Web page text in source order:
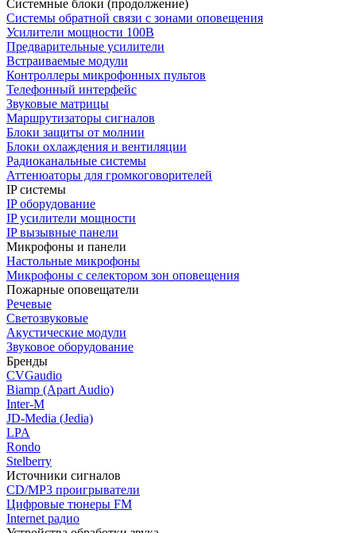
Системные блоки (продолжение)
Системы обратной связи с зонами оповещения
Усилители мощности 100В
Предварительные усилители
Встраиваемые модули
Контроллеры микрофонных пультов
Телефонный интерфейс
Звуковые матрицы
Маршрутизаторы сигналов
Блоки защиты от молнии
Блоки охлаждения и вентиляции
Радиоканальные системы
Аттенюаторы для громкоговорителей
IP системы
IP оборудование
IP усилители мощности
IP вызывные панели
Микрофоны и панели
Настольные микрофоны
Микрофоны с селектором зон оповещения
Пожарные оповещатели
Речевые
Светозвуковые
Акустические модули
Звуковое оборудование
Бренды
CVGaudio
Biamp (Apart Audio)
Inter-M
JD-Media (Jedia)
LPA
Rondo
Stelberry
Источники сигналов
CD/MP3 проигрыватели
Цифровые тюнеры FM
Internet радио